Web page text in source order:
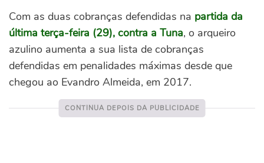
Com as duas cobranças defendidas na partida da
última terça-feira (29), contra a Tuna, o arqueiro
azulino aumenta a sua lista de cobranças
defendidas em penalidades máximas desde que
chegou ao Evandro Almeida, em 2017.